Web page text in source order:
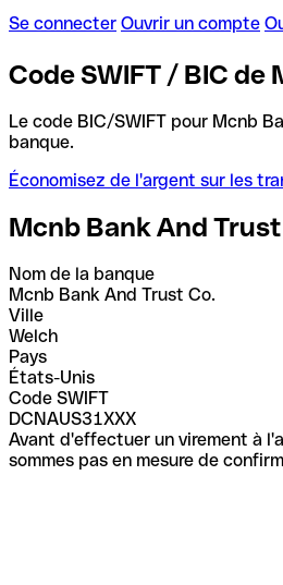
Se connecter Ouvrir un compte
Code SWIFT / BIC
Le code BIC/SWIFT pour Mcnb
banque.
Économisez de l'argent sur les
Mcnb Bank And Trust
Nom de la banque
Mcnb Bank And Trust Co.
Ville
Welch
Pays
États-Unis
Code SWIFT
DCNAUS31XXX
Avant d'effectuer un virement à
sommes pas en mesure de